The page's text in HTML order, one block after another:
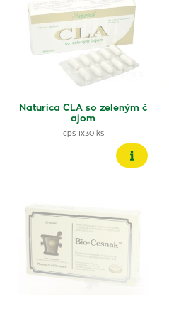
Naturica CLA so zeleným č
ajom
cps 1x30 ks